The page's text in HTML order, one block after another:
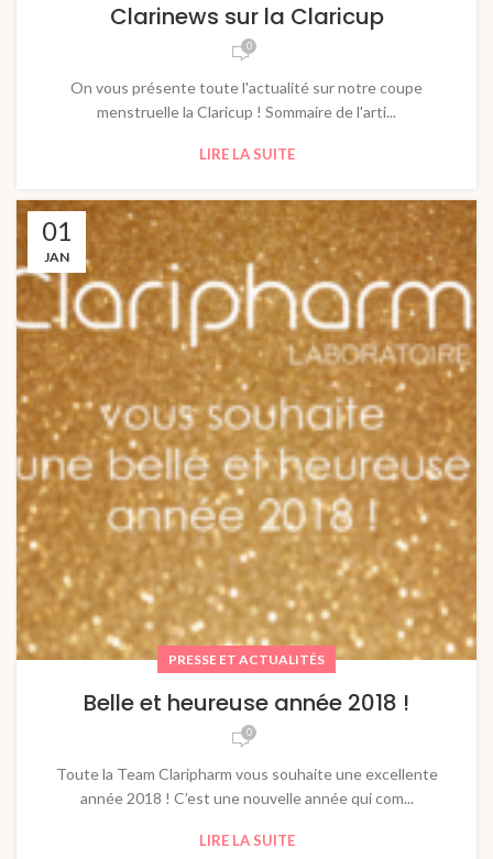
Clarinews sur la Claricup
0
On vous présente toute l'actualité sur notre coupe
menstruelle la Claricup ! Sommaire de l'arti...
LIRE LA SUITE
01
JAN
PRESSE ET ACTUALITÉS
Belle et heureuse année 2018 !
0
Toute la Team Claripharm vous souhaite une excellente
année 2018 ! C’est une nouvelle année qui com...
LIRE LA SUITE